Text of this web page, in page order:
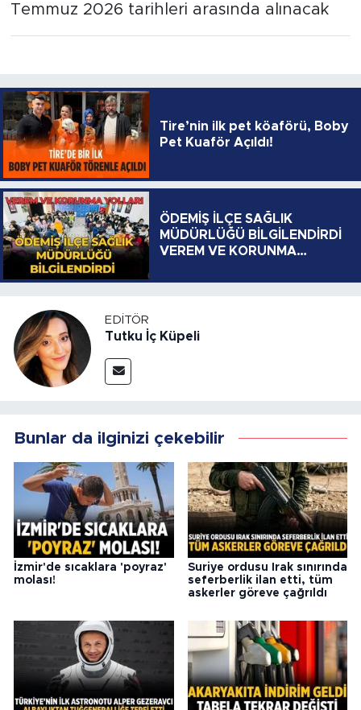
Temmuz 2026 tarihleri arasında alınacak
Tire’nin ilk pet köaförü, Boby
Pet Kuaför Açıldı!
ÖDEMİŞ İLÇE SAĞLIK
MÜDÜRLÜĞÜ BİLGİLENDİRDİ
VEREM VE KORUNMA
EDITÖR
Tutku İç Küpeli
Bunlar da ilginizi çekebilir
İzmir'de sıcaklara 'poyraz'
molası!
Suriye ordusu Irak sınırında
seferberlik ilan etti, tüm
askerler göreve çağrıldı